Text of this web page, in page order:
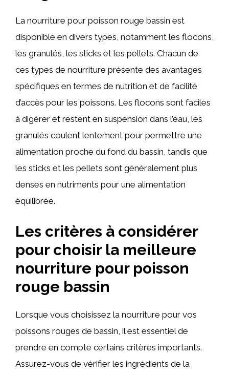
La nourriture pour poisson rouge bassin est
disponible en divers types, notamment les flocons,
les granulés, les sticks et les pellets. Chacun de
ces types de nourriture présente des avantages
spécifiques en termes de nutrition et de facilité
d’accès pour les poissons. Les flocons sont faciles
à digérer et restent en suspension dans l’eau, les
granulés coulent lentement pour permettre une
alimentation proche du fond du bassin, tandis que
les sticks et les pellets sont généralement plus
denses en nutriments pour une alimentation
équilibrée.
Les critères à considérer
pour choisir la meilleure
nourriture pour poisson
rouge bassin
Lorsque vous choisissez la nourriture pour vos
poissons rouges de bassin, il est essentiel de
prendre en compte certains critères importants.
Assurez-vous de vérifier les ingrédients de la